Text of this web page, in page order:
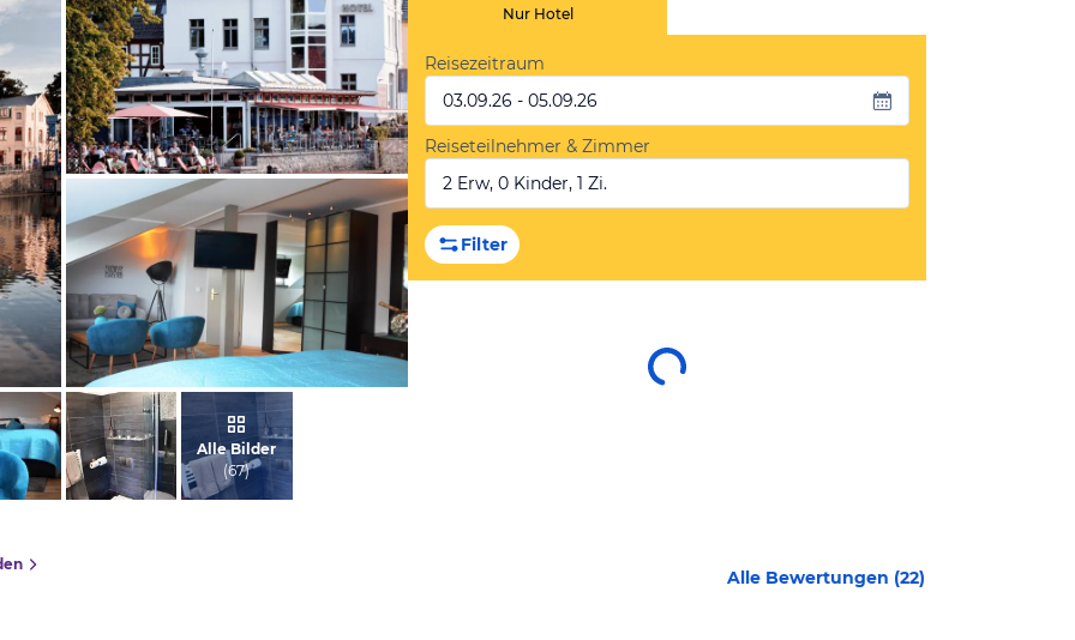
vom Hotelier, Juni 2014
vom Hotelier, Mai 2015
Alle Bilder
(67)
Nur Hotel
Reisezeitraum
03.09.26 - 05.09.26
Reiseteilnehmer & Zimmer
2 Erw, 0 Kinder, 1 Zi.
Filter
Alle Bewertungen (22)